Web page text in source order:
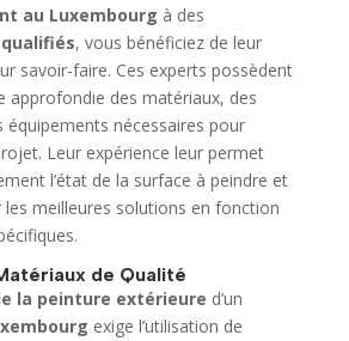
au Luxembourg à des
, vous bénéficiez de leur
savoir-faire. Ces experts possèdent
approfondie des matériaux, des
équipements nécessaires pour
Leur expérience leur permet
l’état de la surface à peindre et
meilleures solutions en fonction
de Qualité
la peinture extérieure d’un
exige l’utilisation de